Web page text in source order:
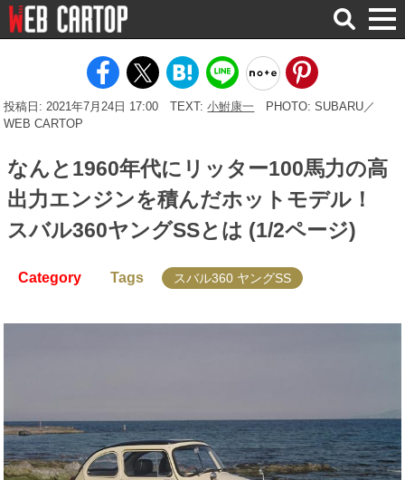
検
索
投稿日: 2021年7月24日 17:00 TEXT:小鮒康一
PHOTO: SUBARU／
WEB CARTOP
なんと1960年代にリッター100馬力の高
出力エンジンを積んだホットモデル！
スバル360ヤングSSとは (1/2ページ)
Category Tags スバル360 ヤングSS